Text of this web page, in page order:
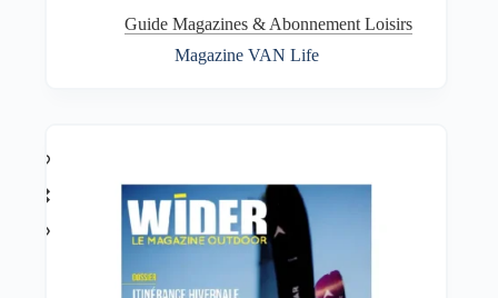
Guide Magazines & Abonnement Loisirs
Magazine VAN Life